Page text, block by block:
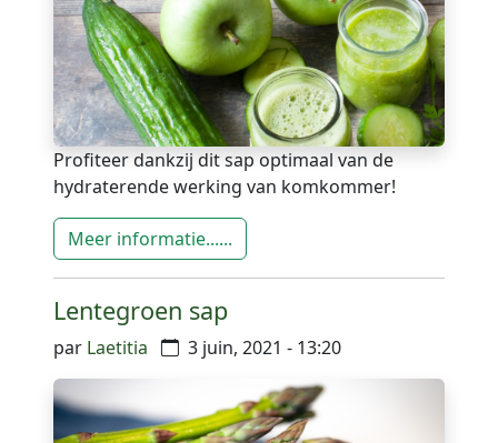
Profiteer dankzij dit sap optimaal van de
hydraterende werking van komkommer!
Meer informatie......
Lentegroen sap
par Laetitia 3 juin, 2021 - 13:20